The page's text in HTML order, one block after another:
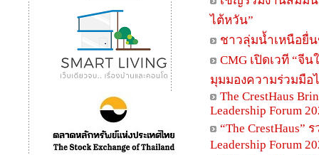
ไต้หวัน”
ชาวลุ่มน้ำเหนือยื่
CMG เปิดเวที “จี
มุมมองความร่วมมือ
The CrestHaus
Leadership Forum
“The CrestHaus”
Leadership Forum